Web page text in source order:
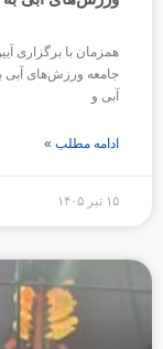
همزمان با برگزاری
جامعه ورزش‌های
آبی و
ادامه مطلب »
۱۵ تیر ۱۴۰۵